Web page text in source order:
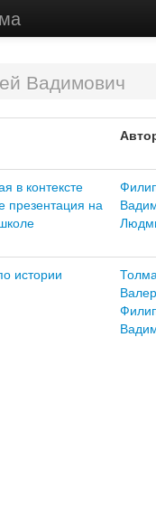
Вадимович
в контексте
презентация на
истории